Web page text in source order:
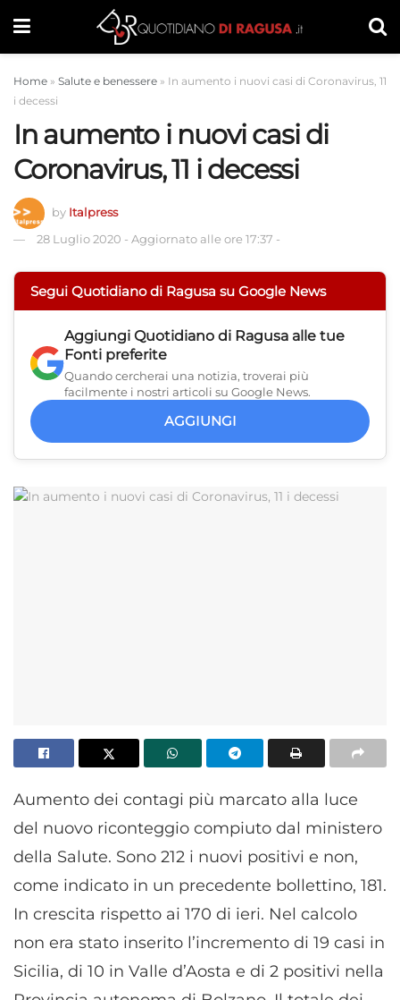
Home » Salute e benessere » In aumento i nuovi casi di Coronavirus, 11
i decessi
In aumento i nuovi casi di
Coronavirus, 11 i decessi
by Italpress
28 Luglio 2020 - Aggiornato alle ore 17:37 -
Segui Quotidiano di Ragusa su Google News
Aggiungi Quotidiano di Ragusa alle tue
Fonti preferite
Quando cercherai una notizia, troverai più
facilmente i nostri articoli su Google News.
AGGIUNGI
Aumento dei contagi più marcato alla luce
del nuovo riconteggio compiuto dal ministero
della Salute. Sono 212 i nuovi positivi e non,
come indicato in un precedente bollettino, 181.
In crescita rispetto ai 170 di ieri. Nel calcolo
non era stato inserito l’incremento di 19 casi in
Sicilia, di 10 in Valle d’Aosta e di 2 positivi nella